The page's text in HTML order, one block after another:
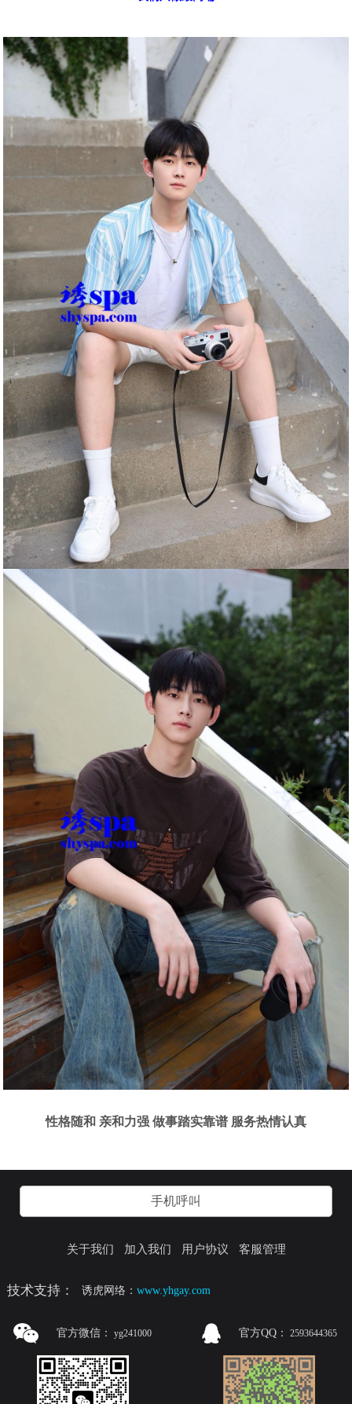
性格随和 亲和力强 做事踏实靠谱 服务热情认真
手机呼叫
关于我们 加入我们 用户协议 客服管理
技术支持： 诱虎网络：www.yhgay.com
官方微信： yg241000 官方QQ： 2593644365